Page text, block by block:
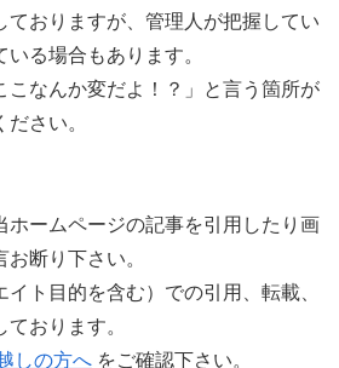
ておりますが、管理人が把握してい
る場合もあります。
こなんか変だよ！？」と言う箇所が
さい。
ホームページの記事を引用したり画
断り下さい。
ト目的を含む）での引用、転載、
おります。
しの方へ をご確認下さい。